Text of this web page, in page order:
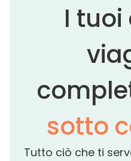
I
sotto
Tutto ciò che ti